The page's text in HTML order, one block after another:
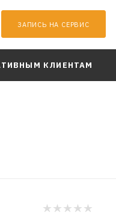
ЗАПИСЬ НА СЕРВИС
КЛИЕНТАМ